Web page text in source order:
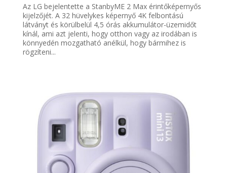
Az LG bejelentette a StanbyME 2 Max érintőképernyős
kijelzőjét. A 32 hüvelykes képernyő 4K felbontású
látványt és körülbelül 4,5 órás akkumulátor-üzemidőt
kínál, ami azt jelenti, hogy otthon vagy az irodában is
könnyedén mozgatható anélkül, hogy bármihez is
rögzíteni...